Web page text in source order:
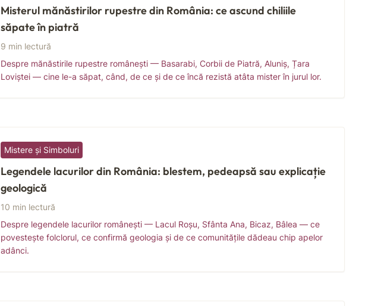
Misterul mănăstirilor rupestre din România: ce ascund chiliile
săpate în piatră
9 min lectură
Despre mănăstirile rupestre românești — Basarabi, Corbii de Piatră, Aluniș, Țara
Loviștei — cine le-a săpat, când, de ce și de ce încă rezistă atâta mister în jurul lor.
Mistere și Simboluri
Legendele lacurilor din România: blestem, pedeapsă sau explicație
geologică
10 min lectură
Despre legendele lacurilor românești — Lacul Roșu, Sfânta Ana, Bicaz, Bâlea — ce
povestește folclorul, ce confirmă geologia și de ce comunitățile dădeau chip apelor
adânci.